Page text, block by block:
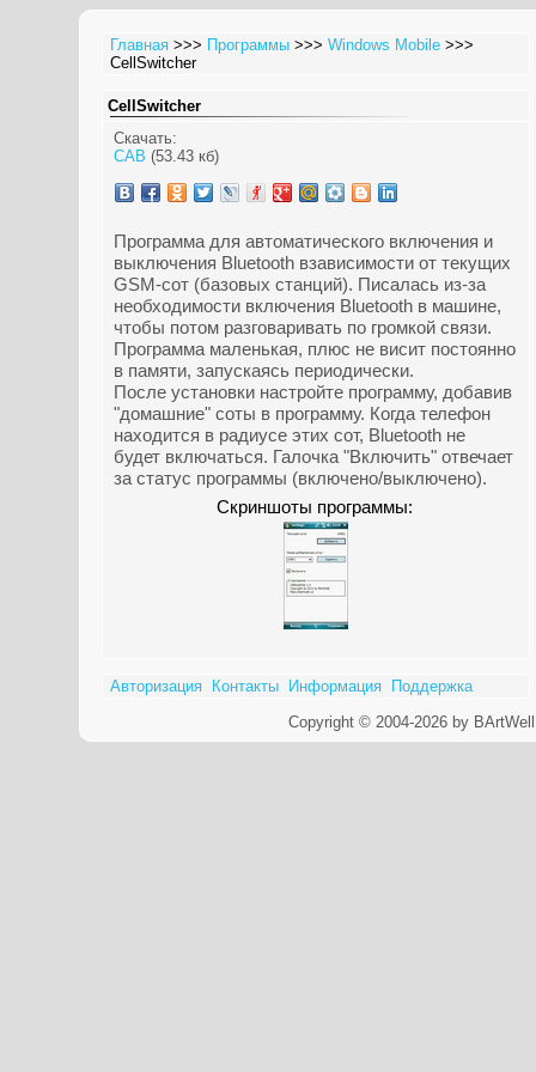
Главная >>> Программы >>>Windows Mobile >>>
CellSwitcher
CellSwitcher
Скачать:
CAB (53.43 кб)
Программа для автоматического включения и
выключения Bluetooth взависимости от текущих
GSM-сот (базовых станций). Писалась из-за
необходимости включения Bluetooth в машине,
чтобы потом разговаривать по громкой связи.
Программа маленькая, плюс не висит постоянно
в памяти, запускаясь периодически.
После установки настройте программу, добавив
"домашние" соты в программу. Когда телефон
находится в радиусе этих сот, Bluetooth не
будет включаться. Галочка "Включить" отвечает
за статус программы (включено/выключено).
Скриншоты программы:
Авторизация Контакты Информация
Поддержка
Copyright © 2004-2026 by BArtWell